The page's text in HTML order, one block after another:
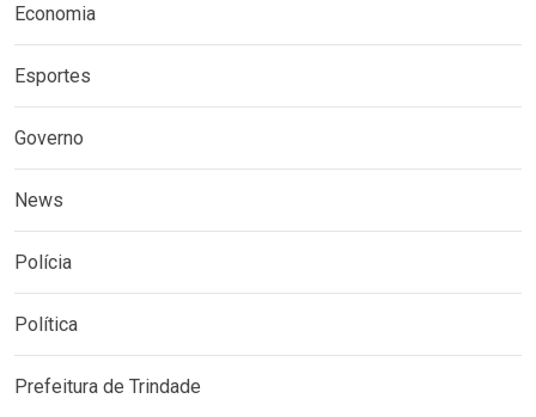
Economia
Esportes
Governo
News
Polícia
Política
Prefeitura de Trindade